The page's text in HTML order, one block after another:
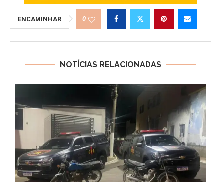
ENCAMINHAR 0
NOTÍCIAS RELACIONADAS